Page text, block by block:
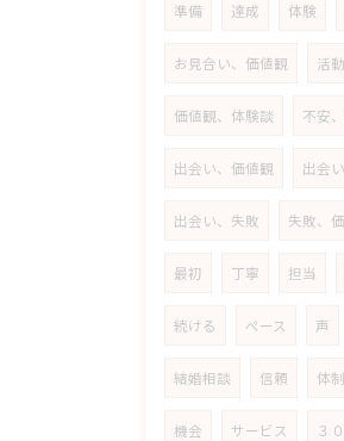
準備 達成 体験
お見合い、価値観 活
価値観、体験談 不安
出会い、価値観 出会
出会い、失敗 失敗、
最初 丁寧 担当
続ける ペース 声
結婚相談 信頼 体制
機会 サービス ３